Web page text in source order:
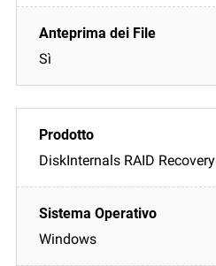
Sì
DiskInternals RAID Recovery
Windows